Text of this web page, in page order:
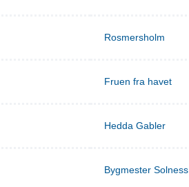
Rosmersholm
Fruen fra havet
Hedda Gabler
Bygmester Solness